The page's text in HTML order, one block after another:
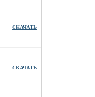
СКАЧАТЬ
СКАЧАТЬ